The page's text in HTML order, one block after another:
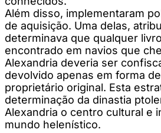
Além disso, implementaram
de aquisição. Uma delas,
determinava que qualquer
encontrado em navios que
Alexandria deveria ser
devolvido apenas em forma
proprietário original. Esta
determinação da dinastia
Alexandria o centro cultural e
mundo helenístico.